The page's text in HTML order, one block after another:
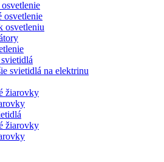
osvetlenie
osvetleniu
svietidlá na elektrinu
žiarovky
žiarovky